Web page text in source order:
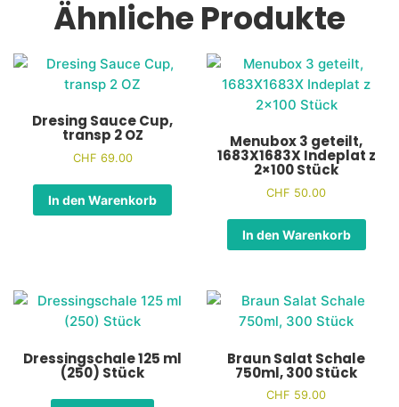
Ähnliche Produkte
Dresing Sauce Cup,
transp 2 OZ
CHF 69.00
In den Warenkorb
Menubox 3 geteilt,
1683X1683X Indeplat z
2×100 Stück
CHF 50.00
In den Warenkorb
Dressingschale 125 ml
(250) Stück
Braun Salat Schale
750ml, 300 Stück
CHF 59.00